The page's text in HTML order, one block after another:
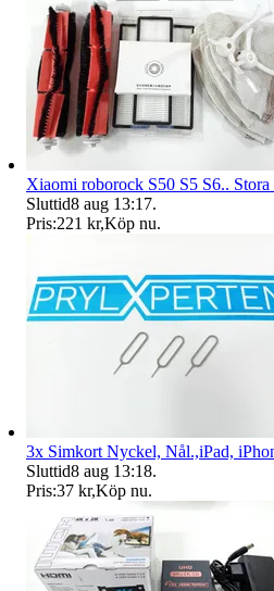
Xiaomi roborock S50 S5 S6..
Sluttid8 aug 13:17.
Pris:221 kr,Köp nu.
3x Simkort Nyckel, Nål.,iPad,
Sluttid8 aug 13:18.
Pris:37 kr,Köp nu.